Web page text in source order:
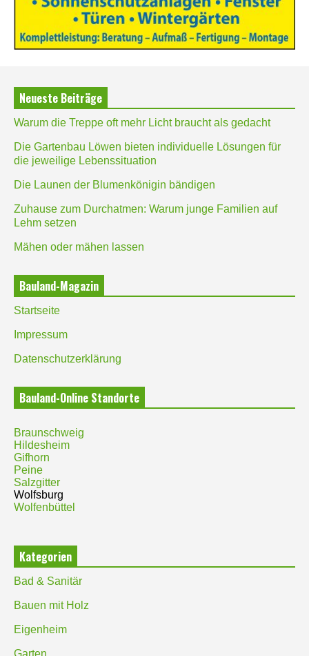
Neueste Beiträge
Warum die Treppe oft mehr Licht braucht als gedacht
Die Gartenbau Löwen bieten individuelle Lösungen für
die jeweilige Lebenssituation
Die Launen der Blumenkönigin bändigen
Zuhause zum Durchatmen: Warum junge Familien auf
Lehm setzen
Mähen oder mähen lassen
Bauland-Magazin
Startseite
Impressum
Datenschutzerklärung
Bauland-Online Standorte
Braunschweig
Hildesheim
Gifhorn
Peine
Salzgitter
Wolfsburg
Wolfenbüttel
Kategorien
Bad & Sanitär
Bauen mit Holz
Eigenheim
Garten